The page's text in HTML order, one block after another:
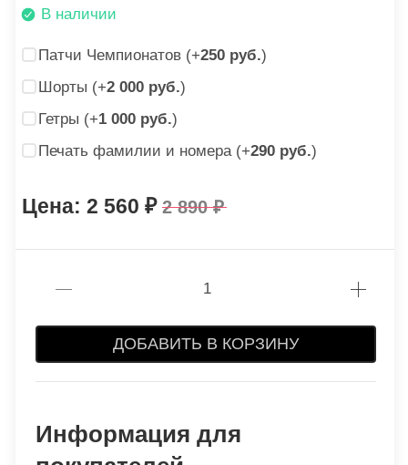
В наличии
Патчи Чемпионатов (+250 руб.)
Шорты (+2 000 руб.)
Гетры (+1 000 руб.)
Печать фамилии и номера (+290 руб.)
2 560 2 890
ДОБАВИТЬ В КОРЗИНУ
Информация для